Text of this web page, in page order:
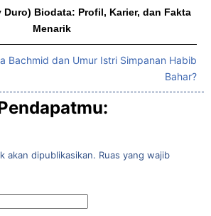
Duro) Biodata: Profil, Karier, dan Fakta
Menarik
Bachmid dan Umur Istri Simpanan Habib
Bahar?
akan dipublikasikan. Ruas yang wajib